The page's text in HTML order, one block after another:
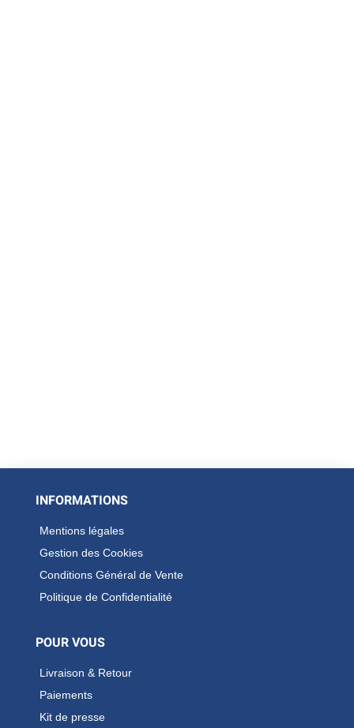
INFORMATIONS
Mentions légales
Gestion des Cookies
Conditions Général de Vente
Politique de Confidentialité
POUR VOUS
Livraison & Retour
Paiements
Kit de presse